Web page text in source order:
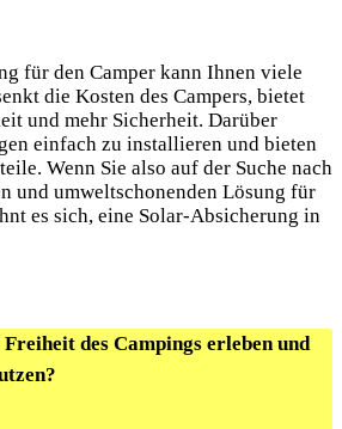
für den Camper kann Ihnen viele
die⁤ Kosten des Campers, bietet
und mehr⁣ Sicherheit. Darüber
einfach zu installieren und bieten
Wenn ⁢Sie also auf der ‌Suche ⁣nach
und‌ umweltschonenden Lösung für
es sich, eine Solar-Absicherung in
des Campings erleben und